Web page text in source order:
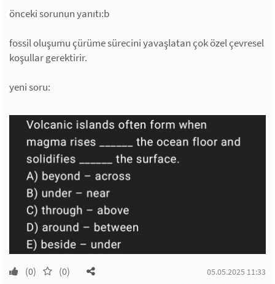
önceki sorunun yanıtı:b
fossil oluşumu çürüme sürecini yavaşlatan çok özel çevresel
koşullar gerektirir.
yeni soru:
(0) (0) 05.05.2025 11:33